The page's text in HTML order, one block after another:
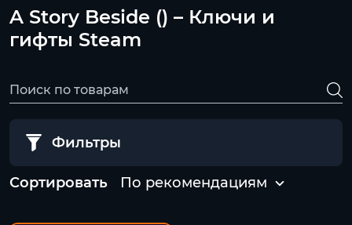
A Story Beside () – Ключи и
гифты Steam
Фильтры
Сортировать По рекомендациям